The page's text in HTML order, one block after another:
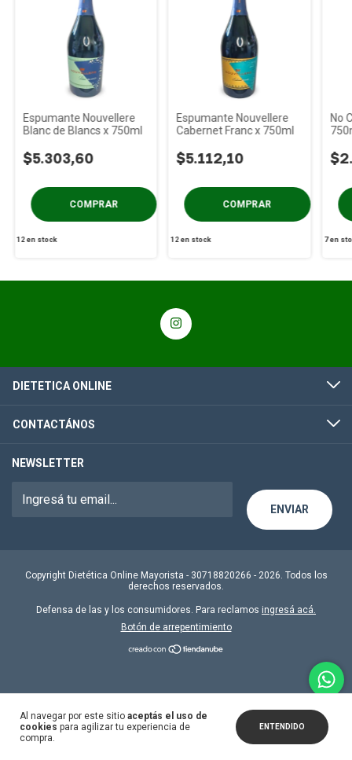
Al navegar por este sitio aceptás el uso de
cookies para agilizar tu experiencia de
compra.
ENTENDIDO
Espumante Nouvellere
Blanc de Blancs x 750ml
$5.303,60
12en stock
Espumante Nouvellere
Cabernet Franc x 750ml
$5.112,10
12en stock
No
7en
DIETETICA ONLINE
CONTACTÁNOS
NEWSLETTER
Copyright Dietética Online Mayorista - 30718820266 - 2026. Todos los
derechos reservados.
Defensa de las y los consumidores. Para reclamos ingresá acá.
Botón de arrepentimiento